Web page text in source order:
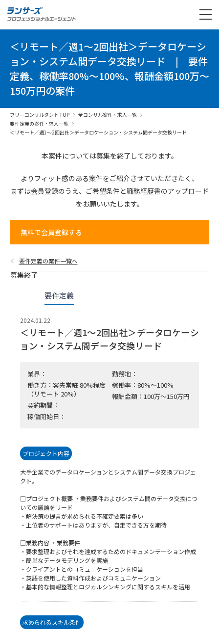
＜リモート／週1～2回出社＞データロケーシ
ョン・システム間データ交換リード | 要件
定義、稼働率80%～100%、報酬金額100万～
150万円の案件
フリーコンサルタント TOP
全コンサル案件・求人一覧
要件定義の案件・求人一覧
＜リモート／週1～2回出社＞データロケーション・システム間データ交換リード
本案件については募集を終了しております。
よりフィット感のある案件をご紹介させていただきたく、
まずは会員登録のうえ、 ご希望条件と職務経歴書のアップロード
をお願いいたします。
無料で会員登録する
要件定義の案件一覧へ
募集終了
要件定義
2024.01.22
＜リモート／週1～2回出社＞データロケーシ
ョン・システム間データ交換リード
業界：
働き方：客先常駐 80%程度
（リモート 20%）
契約期間：
稼働開始日：
勤務地：
稼働率：80%～100%
報酬金額：100万～150万円
プロジェクト内容
大手企業でのデータロケーションとシステム間データ交換プロジェ
クト。
□プロジェクト概要 ・業務要件およびシステム間のデータ交換につ
いての議論をリード
・解決策の提言が求められる不確定要素は多い
・上位者のサポートはありますが、自走できる方を期待
□業務内容 ・業務要件
・要求整理およびそれを達成するためのドキュメンテーション作成
・簡単なデータモデリングを実施
・クライアントとのコミュニケーションを担当
・英語を使用した資料作成およびコミュニケーション
・基本的な情報整理とロジカルシンキングに関するスキルを活用
求められるスキル条件